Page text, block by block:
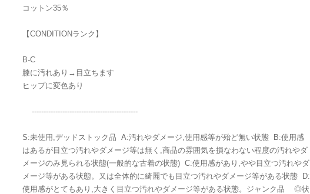
コットン35％
【CONDITIONランク】
B-C
膝に汚れあり→目立ちます
ヒップに変色あり
---------------------------------------------
S:未使用,デッドストック品 A:汚れやダメージ,使用感等が殆ど無い状態 B:使用感
はあるが目立つ汚れやダメージ等は無く,商品の雰囲気を損なわない程度の汚れやダ
メージのみ見られる状態(一般的な古着の状態) C:使用感があり,やや目立つ汚れやダ
メージ等がある状態。又は全体的に綺麗でも目立つ汚れやダメージ等がある状態 D:
使用感がとてもあり,大きく目立つ汚れやダメージ等がある状態。ジャンク品 ◎状